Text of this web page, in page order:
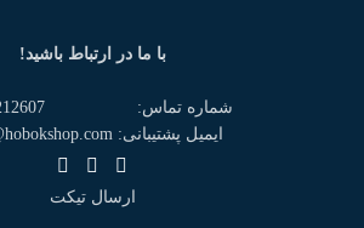
با ما در ارتباط باشید!
شماره تماس: 02176212607
ایمیل پشتیبانی: info@hobokshop.com
ارسال تیکت